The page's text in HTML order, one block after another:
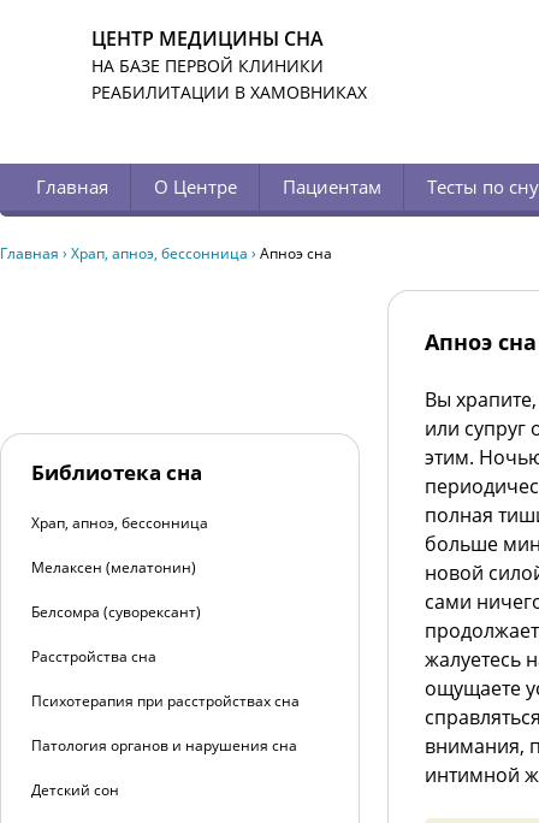
ЦЕНТР МЕДИЦИНЫ СНА
НА БАЗЕ ПЕРВОЙ КЛИНИКИ
РЕАБИЛИТАЦИИ В ХАМОВНИКАХ
Главная О Центре Пациентам Тесты по сну
Главная › Храп, апноэ, бессонница › Апноэ сна
Апноэ сна
Вы
или супруг
этим.
полная
больше
новой
сами
жалуетесь
ощущаете
внимания,
интимной
Библиотека сна
Храп, апноэ, бессонница
Мелаксен (мелатонин)
Белсомра (суворексант)
Расстройства сна
Психотерапия при расстройствах сна
Патология органов и нарушения сна
Детский сон